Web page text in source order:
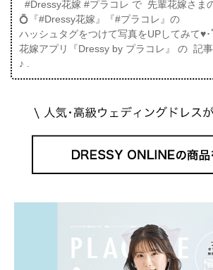
#Dressy花嫁 #プラコレ で 先輩花嫁さま
💍『#Dressy花嫁』『#プラコレ』の
ハッシュタグをつけて写真をUPしてみて♥･
花嫁アプリ『Dressy by プラコレ』 の 記
♪ .